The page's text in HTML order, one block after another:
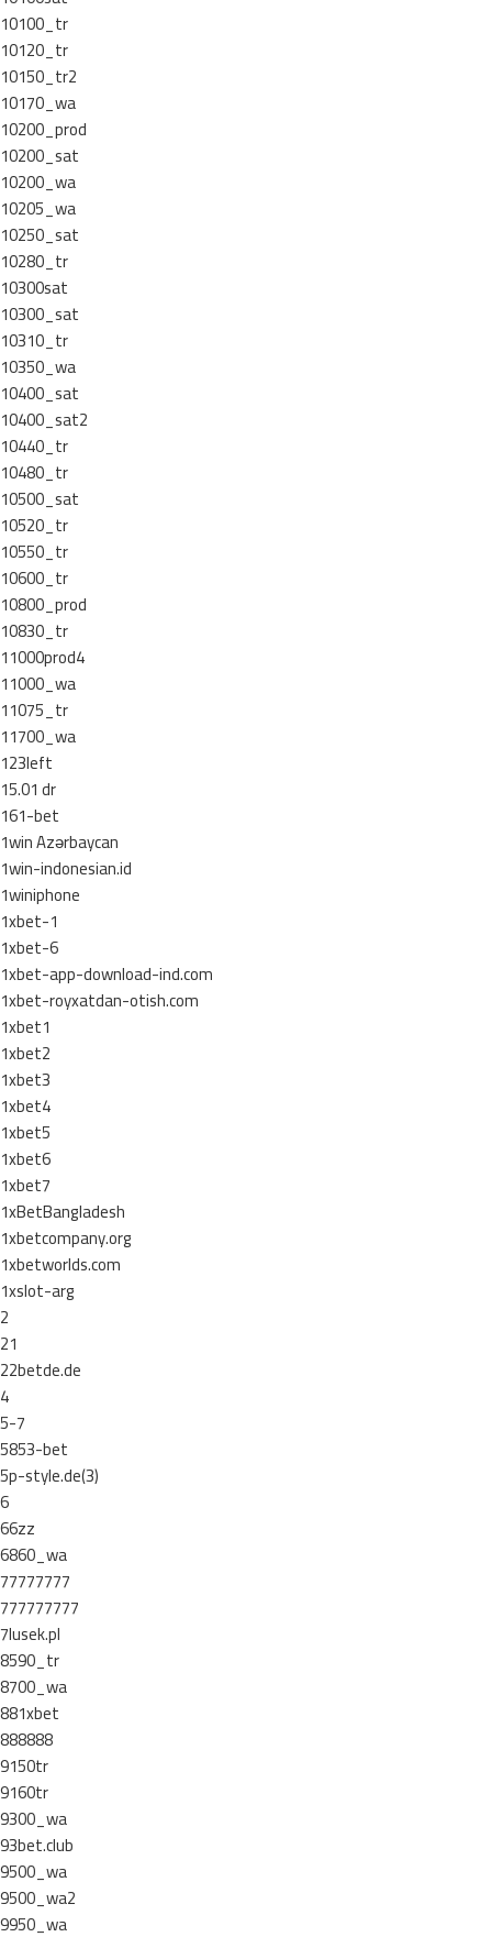
10100_tr
10120_tr
10150_tr2
10170_wa
10200_prod
10200_sat
10200_wa
10205_wa
10250_sat
10280_tr
10300sat
10300_sat
10310_tr
10350_wa
10400_sat
10400_sat2
10440_tr
10480_tr
10500_sat
10520_tr
10550_tr
10600_tr
10800_prod
10830_tr
11000prod4
11000_wa
11075_tr
11700_wa
123left
15.01 dr
161-bet
1win Azərbaycan
1win-indonesian.id
1winiphone
1xbet-1
1xbet-6
1xbet-app-download-ind.com
1xbet-royxatdan-otish.com
1xbet1
1xbet2
1xbet3
1xbet4
1xbet5
1xbet6
1xbet7
1xBetBangladesh
1xbetcompany.org
1xbetworlds.com
1xslot-arg
2
21
22betde.de
4
5-7
5853-bet
5p-style.de(3)
6
66zz
6860_wa
77777777
777777777
7lusek.pl
8590_tr
8700_wa
881xbet
888888
9150tr
9160tr
9300_wa
93bet.club
9500_wa
9500_wa2
9950_wa